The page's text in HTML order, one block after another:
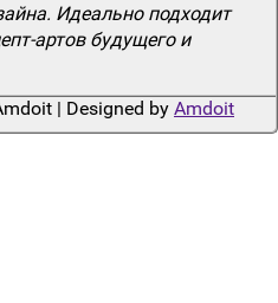
Идеально подходит
артов будущего и
| Designed by Amdoit